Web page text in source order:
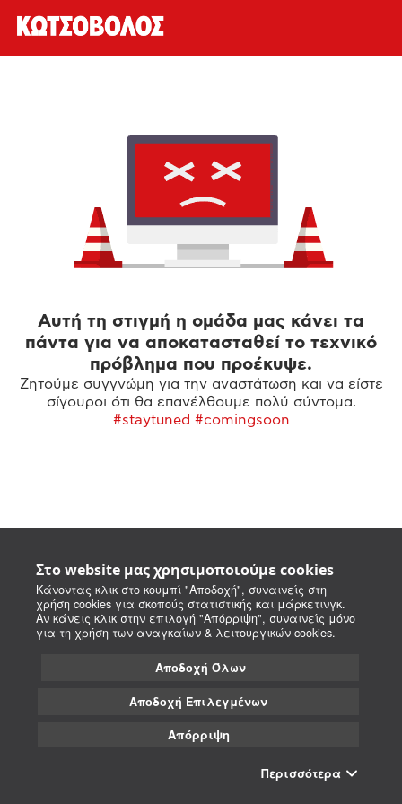
Στο website μας χρησιμοποιούμε cookies
Κάνοντας κλικ στο κουμπί "Αποδοχή", συναινείς στη
χρήση cookies για σκοπούς στατιστικής και μάρκετινγκ.
Αν κάνεις κλικ στην επιλογή "Απόρριψη", συναινείς μόνο
για τη χρήση των αναγκαίων & λειτουργικών cookies.
Αποδοχή Όλων
Αποδοχή Επιλεγμένων
Απόρριψη
Περισσότερα
Αυτή τη στιγμή η ομάδα μας κάνει τα
πάντα για να αποκατασταθεί το τεχνικό
πρόβλημα που προέκυψε.
Ζητούμε συγγνώμη για την αναστάτωση και να είστε
σίγουροι ότι θα επανέλθουμε πολύ σύντομα.
#staytuned #comingsoon